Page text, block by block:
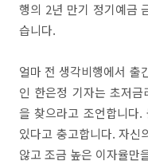
행의 2년 만기 정기예금
습니다.
얼마 전 생각비행에서 출
인 한은정 기자는 초저
을 찾으라고 조언합니다
있다고 충고합니다. 자신
않고 조금 높은 이자율만